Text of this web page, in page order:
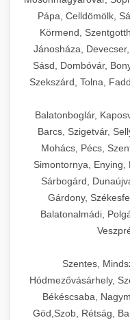
Pápa, Celldömölk,
Körmend,
Jánosháza,
Sásd, Dombóvár,
Szekszárd, Tolna,
Balatonboglár,
Barcs, Szigetvár,
Mohács, Pécs,
Simontornya, Enying,
Sárbogárd,
Gárdony,
Balatonalmádi,
Szentes,
Hódmezővásárhely,
Békéscsaba,
Göd,Szob, Rétság,